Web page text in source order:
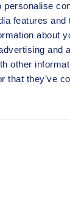
personalise
features and
about
and
other
that they’ve